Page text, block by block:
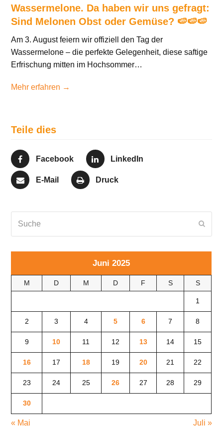
Wassermelone. Da haben wir uns gefragt:
Sind Melonen Obst oder Gemüse? 🍉🍉🍉
Am 3. August feiern wir offiziell den Tag der
Wassermelone – die perfekte Gelegenheit, diese saftige
Erfrischung mitten im Hochsommer…
Mehr erfahren →
Teile dies
Facebook LinkedIn
E-Mail Druck
Juni 2025
M D M D F S S
1
2 3 4 5 6 7 8
9 10 11 12 13 14 15
16 17 18 19 20 21 22
23 24 25 26 27 28 29
30
« Mai Juli »